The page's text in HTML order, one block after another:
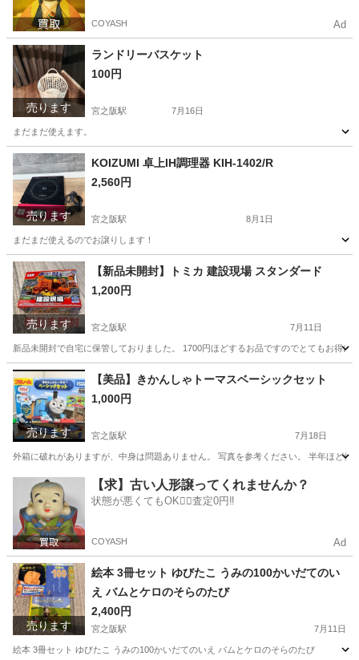
COYASH Ad
売ります
ランドリーバスケット
100円
宮之阪駅 7月16日
まだまだ使えます。
大阪 枚方市 収納家具
売ります
KOIZUMI 卓上IH調理器 KIH-1402/R
2,560円
宮之阪駅 8月1日
まだまだ使えるのでお譲りします！
大阪 枚方市 宮之阪駅 キッチン家電
売ります
【新品未開封】トミカ 建設現場 スタンダード
1,200円
宮之阪駅 7月11日
新品未開封で自宅に保管しておりました。 1700円ほどするお品ですのでとてもお得
大阪 枚方市 宮之阪駅 おもちゃ
売ります
【美品】きかんしゃトーマスベーシックセット
1,000円
宮之阪駅 7月18日
外箱に破れがありますが、中身は問題ありません。 写真を参考ください。 半年ほど
枚方市 宮之阪駅 おもちゃ
【求】古い人形譲ってくれませんか？
状態が悪くてもOK🙆‍♀️査定0円‼️
COYASH Ad
売ります
絵本 3冊セット ゆびたこ うみの100かいだてのい
え バムとケロのそらのたび
2,400円
宮之阪駅 7月11日
絵本 3冊セット ゆびたこ うみの100かいだてのいえ バムとケロのそらのたび